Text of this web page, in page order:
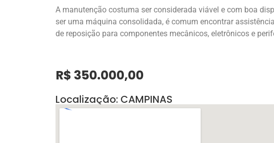
A manutenção costuma ser considerada viável e com boa
ser uma máquina consolidada, é comum encontrar
de reposição para componentes mecânicos, eletrônicos e
R$ 350.000,00
Localização: CAMPINAS